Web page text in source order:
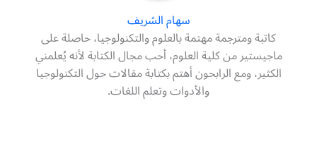
سهام الشريف
كاتبة ومترجمة مهتمة بالعلوم والتكنولوجيا، حاصلة على
ماجيستير من كلية العلوم، أحب مجال الكتابة لأنه يُعلمني
الكثير، ومع الرابحون أهتم بكتابة مقالات حول التكنولوجيا
والأدوات وتعلم اللغات.